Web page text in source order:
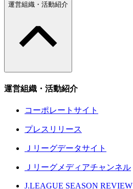
運営組織・活動紹介
運営組織・活動紹介
コーポレートサイト
プレスリリース
Ｊリーグデータサイト
Ｊリーグメディアチャンネル
J.LEAGUE SEASON REVIEW